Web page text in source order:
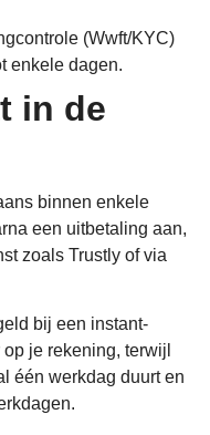
(Wwft/KYC)
enkele dagen.
in de
binnen enkele
een uitbetaling aan,
zoals Trustly of via
bij een instant-
je rekening, terwijl
één werkdag duurt en